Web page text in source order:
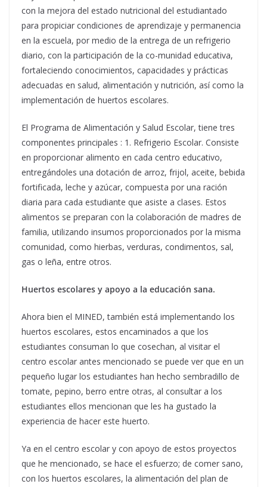
con la mejora del estado nutricional del estudiantado
para propiciar condiciones de aprendizaje y permanencia
en la escuela, por medio de la entrega de un refrigerio
diario, con la participación de la co-munidad educativa,
fortaleciendo conocimientos, capacidades y prácticas
adecuadas en salud, alimentación y nutrición, así como la
implementación de huertos escolares.
El Programa de Alimentación y Salud Escolar, tiene tres
componentes principales : 1. Refrigerio Escolar. Consiste
en proporcionar alimento en cada centro educativo,
entregándoles una dotación de arroz, frijol, aceite, bebida
fortificada, leche y azúcar, compuesta por una ración
diaria para cada estudiante que asiste a clases. Estos
alimentos se preparan con la colaboración de madres de
familia, utilizando insumos proporcionados por la misma
comunidad, como hierbas, verduras, condimentos, sal,
gas o leña, entre otros.
Huertos escolares y apoyo a la educación sana.
Ahora bien el MINED, también está implementando los
huertos escolares, estos encaminados a que los
estudiantes consuman lo que cosechan, al visitar el
centro escolar antes mencionado se puede ver que en un
pequeño lugar los estudiantes han hecho sembradillo de
tomate, pepino, berro entre otras, al consultar a los
estudiantes ellos mencionan que les ha gustado la
experiencia de hacer este huerto.
Ya en el centro escolar y con apoyo de estos proyectos
que he mencionado, se hace el esfuerzo; de comer sano,
con los huertos escolares, la alimentación del plan de